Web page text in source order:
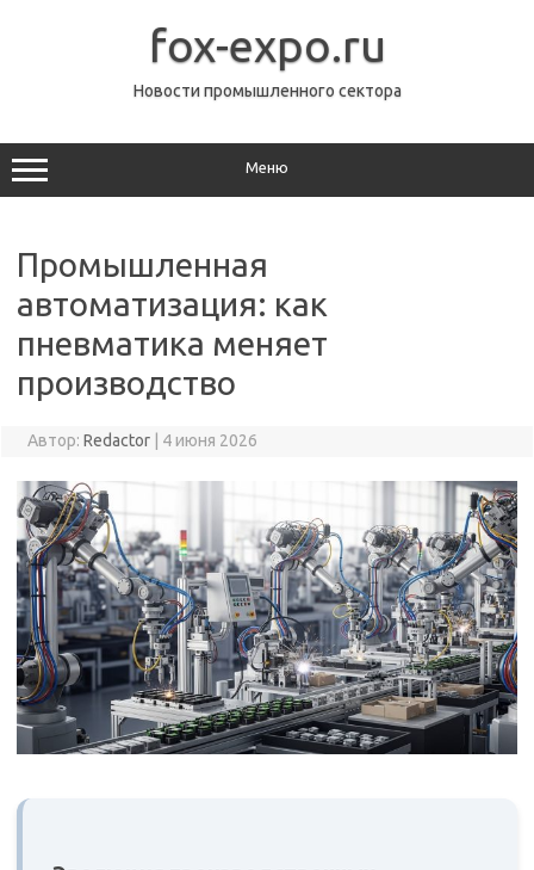
fox-expo.ru
Новости промышленного сектора
Меню
Промышленная
автоматизация: как
пневматика меняет
производство
Автор: Redactor 4 июня 2026